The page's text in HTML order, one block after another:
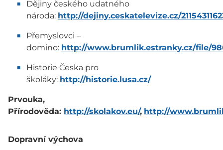
Dějiny českého udatného
národa: http://dejiny.ceskatelevize.cz/
Přemyslovci –
domino: http://www.brumlik.estranky.cz/file/
Historie Česka pro
školáky: http://historie.lusa.cz/
Prvouka,
Přírodověda: http://skolakov.eu/, http://
Dopravní výchova